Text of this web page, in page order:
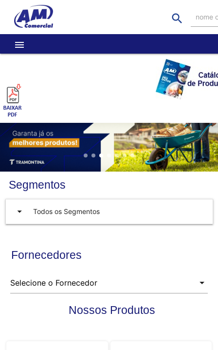
search nome
menu
Segmentos
arrow_drop_down Todos os Segmentos
Fornecedores
Nossos Produtos